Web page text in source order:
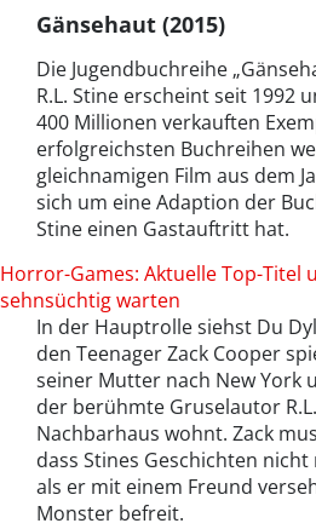
Gänsehaut (2015)
Die Jugendbuchreihe
R.L. Stine erscheint seit 1992
400 Millionen verkauften
erfolgreichsten Buchreihen
gleichnamigen Film aus dem
sich um eine Adaption der
Stine einen Gastauftritt hat.
Horror-Games: Aktuelle Top-Titel
sehnsüchtig warten
In der Hauptrolle siehst Du
den Teenager Zack Cooper
seiner Mutter nach New York
der berühmte Gruselautor
Nachbarhaus wohnt. Zack
dass Stines Geschichten
als er mit einem Freund
Monster befreit.